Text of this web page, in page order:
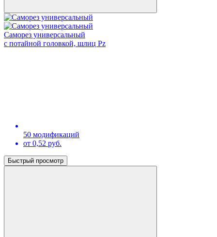
Саморез универсальный
с потайной головкой, шлиц Pz
50 модификаций
от 0,52 руб.
Быстрый просмотр